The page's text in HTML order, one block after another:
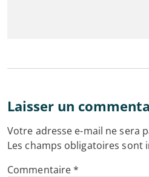
Laisser un
Votre adresse e-mail ne sera
Les champs obligatoires sont
Commentaire*